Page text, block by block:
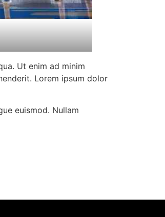
Ut enim ad minim
Lorem ipsum dolor
euismod. Nullam